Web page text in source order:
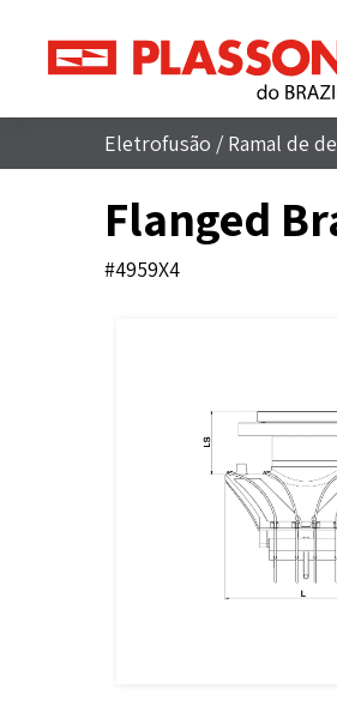
Eletrofusão / Ramal de
Flanged
#4959X4